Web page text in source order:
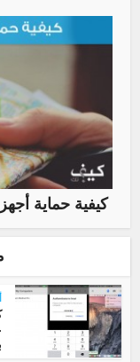
كيفية حماية